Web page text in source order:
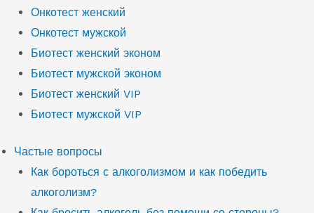
Онкотест женский
Онкотест мужской
Биотест женский эконом
Биотест мужской эконом
Биотест женский VIP
Биотест мужской VIP
Частые вопросы
Как бороться с алкоголизмом и как победить
алкоголизм?